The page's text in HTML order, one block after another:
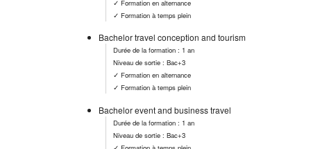
✓ Formation en alternance
✓ Formation à temps plein
Bachelor travel conception and tourism
Durée de la formation : 1 an
Niveau de sortie : Bac+3
✓ Formation en alternance
✓ Formation à temps plein
Bachelor event and business travel
Durée de la formation : 1 an
Niveau de sortie : Bac+3